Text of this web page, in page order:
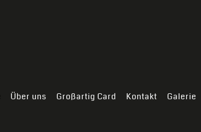
Über uns Großartig Card Kontakt Galerie